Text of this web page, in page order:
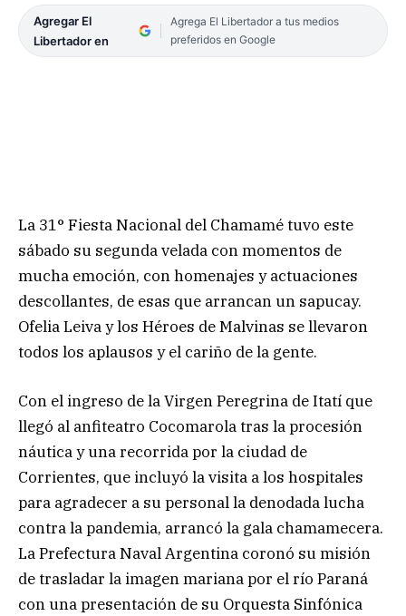
Agregar El
Libertador en
Agrega El Libertador a tus medios
preferidos en Google
La 31° Fiesta Nacional del Chamamé tuvo este
sábado su segunda velada con momentos de
mucha emoción, con homenajes y actuaciones
descollantes, de esas que arrancan un sapucay.
Ofelia Leiva y los Héroes de Malvinas se llevaron
todos los aplausos y el cariño de la gente.
Con el ingreso de la Virgen Peregrina de Itatí que
llegó al anfiteatro Cocomarola tras la procesión
náutica y una recorrida por la ciudad de
Corrientes, que incluyó la visita a los hospitales
para agradecer a su personal la denodada lucha
contra la pandemia, arrancó la gala chamamecera.
La Prefectura Naval Argentina coronó su misión
de trasladar la imagen mariana por el río Paraná
con una presentación de su Orquesta Sinfónica